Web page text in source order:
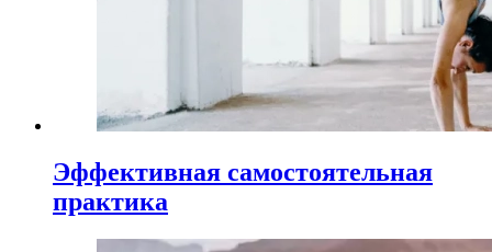
Эффективная самостоятельная
практика